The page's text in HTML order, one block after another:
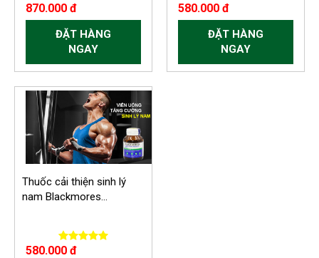
870.000 đ
ĐẶT HÀNG
NGAY
580.000 đ
ĐẶT HÀNG
NGAY
Thuốc cải thiện sinh lý
nam Blackmores...
580.000 đ